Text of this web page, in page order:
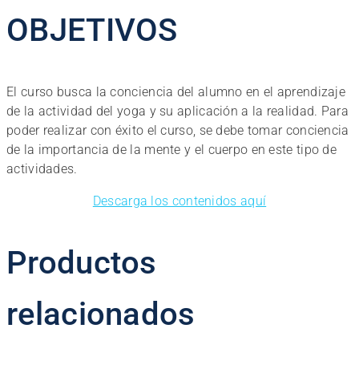
cantidad
OBJETIVOS
El curso busca la conciencia del alumno en el aprendizaje
de la actividad del yoga y su aplicación a la realidad. Para
poder realizar con éxito el curso, se debe tomar conciencia
de la importancia de la mente y el cuerpo en este tipo de
actividades.
Descarga los contenidos aquí
Productos
relacionados